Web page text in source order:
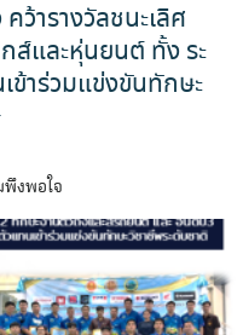
ว้ารางวัลชนะเลิศ
ส์และหุ่นยนต์ ทั้ง ระ
ข้าร่วมแข่งขันทักษะ
งพอใจ